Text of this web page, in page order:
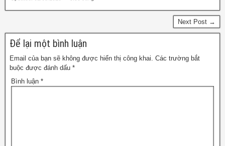
Next Post →
Để lại một bình luận
Email của bạn sẽ không được hiển thị công khai. Các trường bắt
buộc được đánh dấu *
Bình luận *